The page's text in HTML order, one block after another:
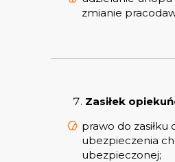
zmianie
Zasiłek
prawo do
ubezpieczenia
ubezpieczonej;